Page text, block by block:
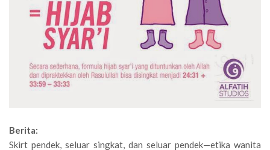
Berita:
Skirt pendek, seluar singkat, dan seluar pendek—etika wanita